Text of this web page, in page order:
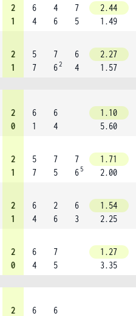
2
1
6
4
4
6
7
5
2.44
1.49
2
1
5
7
7
62
6
4
2.27
1.57
2
0
6
1
6
4
1.10
5.60
2
1
5
7
7
5
7
6 5
1.71
2.00
2
1
6
4
2
6
6
3
1.54
2.25
2
0
6
4
7
5
1.27
3.35
2
6
6